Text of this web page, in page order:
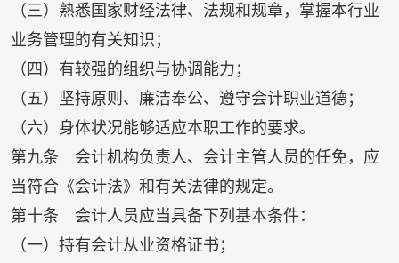
（三）熟悉国家财经法律、法规和规章，掌握本行业
业务管理的有关知识；
（四）有较强的组织与协调能力；
（五）坚持原则、廉洁奉公、遵守会计职业道德；
（六）身体状况能够适应本职工作的要求。
第九条 会计机构负责人、会计主管人员的任免，应
当符合《会计法》和有关法律的规定。
第十条 会计人员应当具备下列基本条件：
（一）持有会计从业资格证书；